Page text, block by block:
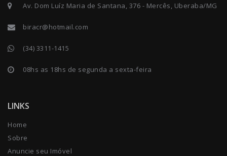
Av. Dom Luíz Maria de Santana, 376 - Mercês, Uberaba/MG
biracr@hotmail.com
(34) 3311-1415
08hs as 18hs de segunda a sexta-feira
LINKS
Home
Sobre
Anuncie seu Imóvel